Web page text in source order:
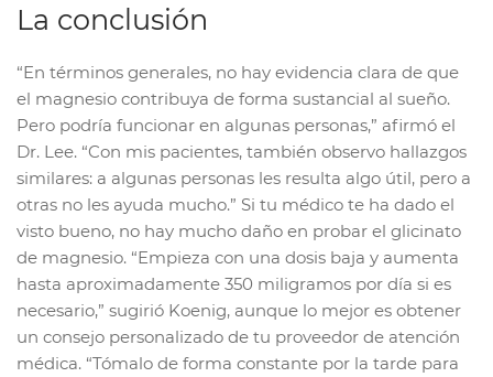
La conclusión
“En términos generales, no hay evidencia clara de que
el magnesio contribuya de forma sustancial al sueño.
Pero podría funcionar en algunas personas,” afirmó el
Dr. Lee. “Con mis pacientes, también observo hallazgos
similares: a algunas personas les resulta algo útil, pero a
otras no les ayuda mucho.” Si tu médico te ha dado el
visto bueno, no hay mucho daño en probar el glicinato
de magnesio. “Empieza con una dosis baja y aumenta
hasta aproximadamente 350 miligramos por día si es
necesario,” sugirió Koenig, aunque lo mejor es obtener
un consejo personalizado de tu proveedor de atención
médica. “Tómalo de forma constante por la tarde para